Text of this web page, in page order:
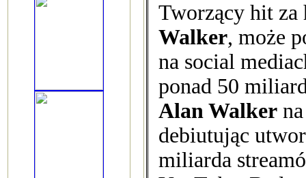
Tworzący hit
Walker, może
na social
ponad 50
Alan Walker
debiutując
miliarda